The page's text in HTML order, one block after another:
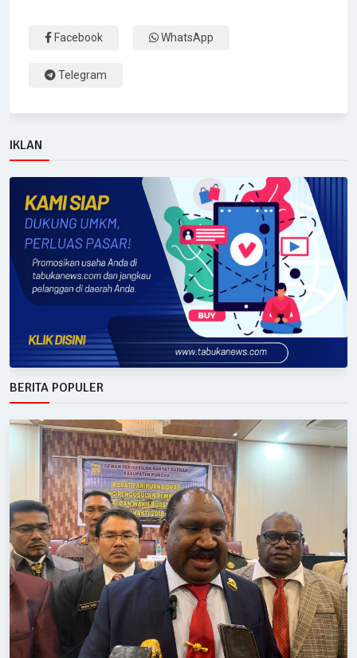
Facebook WhatsApp
Telegram
IKLAN
BERITA POPULER